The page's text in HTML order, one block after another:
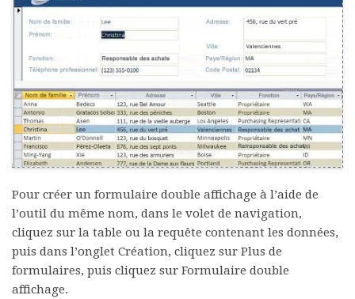
Pour créer un formulaire double affichage à l’aide de
l’outil du même nom, dans le volet de navigation,
cliquez sur la table ou la requête contenant les données,
puis dans l’onglet Création, cliquez sur Plus de
formulaires, puis cliquez sur Formulaire double
affichage.